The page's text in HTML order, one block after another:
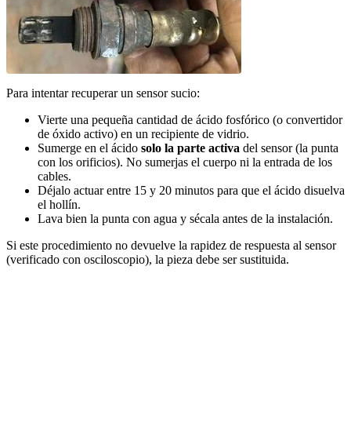
Para intentar recuperar un sensor sucio:
Vierte una pequeña cantidad de ácido fosfórico (o convertidor
de óxido activo) en un recipiente de vidrio.
Sumerge en el ácido solo la parte activa del sensor (la punta
con los orificios). No sumerjas el cuerpo ni la entrada de los
cables.
Déjalo actuar entre 15 y 20 minutos para que el ácido disuelva
el hollín.
Lava bien la punta con agua y sécala antes de la instalación.
Si este procedimiento no devuelve la rapidez de respuesta al sensor
(verificado con osciloscopio), la pieza debe ser sustituida.